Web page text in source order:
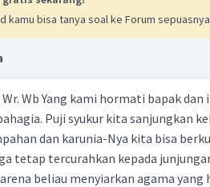
kamu bisa tanya soal ke Forum
Wb Yang kami hormati bapak
Puji syukur kita sanjungkan
dan karunia-Nya kita bisa
tetap tercurahkan kepada
beliau menyiarkan agama yang